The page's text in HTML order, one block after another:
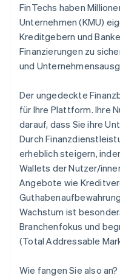
FinTechs haben
Unternehmen (KMU)
Kreditgebern und
Finanzierungen zu
und
Der ungedeckte
für Ihre Plattform. Ihre
darauf, dass Sie ihre
Durch
erheblich steigern,
Wallets der Nutzer/
Angebote wie
Wachstum ist
Branchenfokus und
(Total Addressable
Wie fangen Sie also